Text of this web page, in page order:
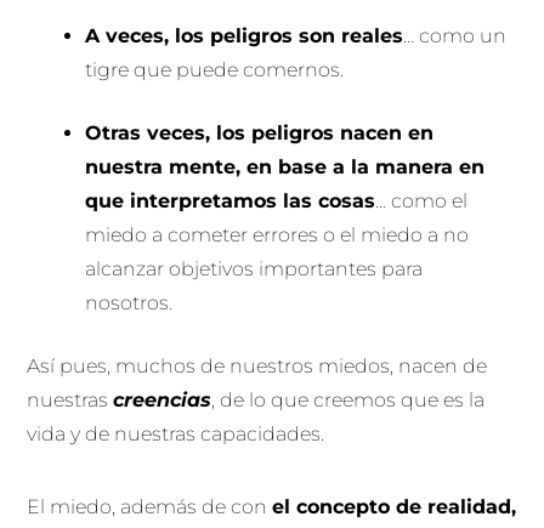
A veces, los peligros son reales… como un
tigre que puede comernos.
Otras veces, los peligros nacen en
nuestra mente, en base a la manera en
que interpretamos las cosas… como el
miedo a cometer errores o el miedo a no
alcanzar objetivos importantes para
nosotros.
Así pues, muchos de nuestros miedos, nacen de
nuestrascreencias, de lo que creemos que es la
vida y de nuestras capacidades.
El miedo, además de conel concepto de realidad,